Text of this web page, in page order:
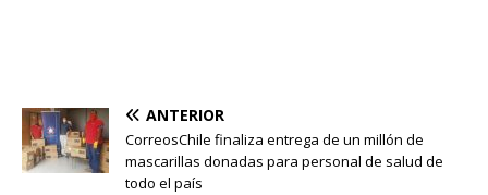
ANTERIOR
CorreosChile finaliza entrega de un millón de
mascarillas donadas para personal de salud de
todo el país